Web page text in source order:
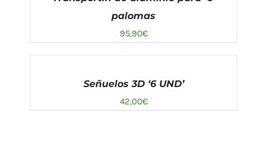
palomas
95,90€
Señuelos 3D ‘6 UND’
42,00€